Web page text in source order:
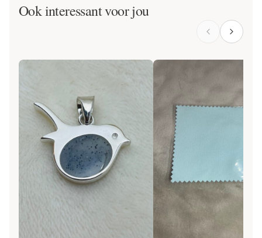
Ook interessant voor jou